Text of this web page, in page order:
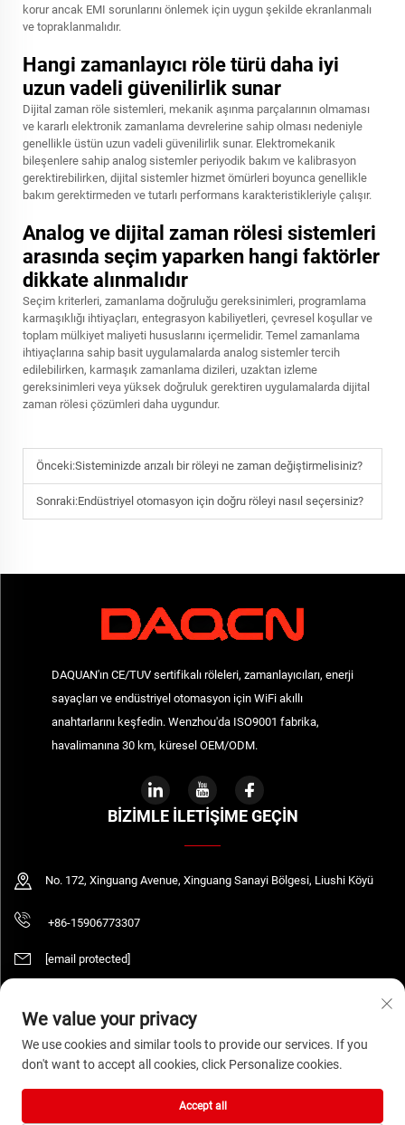
korur ancak EMI sorunlarını önlemek için uygun şekilde ekranlanmalı
ve topraklanmalıdır.
Hangi zamanlayıcı röle türü daha iyi
uzun vadeli güvenilirlik sunar
Dijital zaman röle sistemleri, mekanik aşınma parçalarının olmaması
ve kararlı elektronik zamanlama devrelerine sahip olması nedeniyle
genellikle üstün uzun vadeli güvenilirlik sunar. Elektromekanik
bileşenlere sahip analog sistemler periyodik bakım ve kalibrasyon
gerektirebilirken, dijital sistemler hizmet ömürleri boyunca genellikle
bakım gerektirmeden ve tutarlı performans karakteristikleriyle çalışır.
Analog ve dijital zaman rölesi sistemleri
arasında seçim yaparken hangi faktörler
dikkate alınmalıdır
Seçim kriterleri, zamanlama doğruluğu gereksinimleri, programlama
karmaşıklığı ihtiyaçları, entegrasyon kabiliyetleri, çevresel koşullar ve
toplam mülkiyet maliyeti hususlarını içermelidir. Temel zamanlama
ihtiyaçlarına sahip basit uygulamalarda analog sistemler tercih
edilebilirken, karmaşık zamanlama dizileri, uzaktan izleme
gereksinimleri veya yüksek doğruluk gerektiren uygulamalarda dijital
zaman rölesi çözümleri daha uygundur.
Önceki:Sisteminizde arızalı bir röleyi ne zaman değiştirmelisiniz?
Sonraki:Endüstriyel otomasyon için doğru röleyi nasıl seçersiniz?
DAQUAN'ın CE/TUV sertifikalı röleleri, zamanlayıcıları, enerji
sayaçları ve endüstriyel otomasyon için WiFi akıllı
anahtarlarını keşfedin. Wenzhou'da ISO9001 fabrika,
havalimanına 30 km, küresel OEM/ODM.
BIZIMLE İLETIŞIME GEÇIN
No. 172, Xinguang Avenue, Xinguang Sanayi Bölgesi, Liushi Köyü
+86-15906773307
[email protected]
Telif Hakkı © 2026 WENZHOU DAQUAN ELECTRIC CO.,LTD Tüm hakları saklıdır.
Gizlilik Politikası
We value your privacy
We use cookies and similar tools to provide our services. If you
don't want to accept all cookies, click Personalize cookies.
Accept all